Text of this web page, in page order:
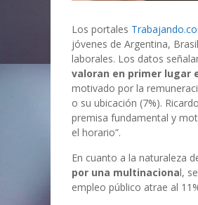
Los portales
jóvenes de Argentina,
laborales. Los datos
valoran en primer lugar
motivado por la
o su ubicación (7%).
premisa fundamental y
el horario”.
En cuanto a la naturaleza
por una multinacional,
empleo público atrae al